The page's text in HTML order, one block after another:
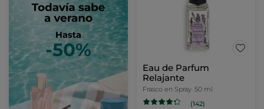
Eau de Parfum
Relajante
Frasco en Spray 50 ml
(142)